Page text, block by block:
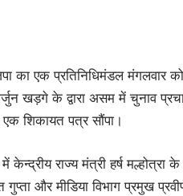
का एक प्रतिनिधिमंडल
खड़गे के द्वारा असम में चुनाव
शिकायत पत्र सौंपा।
केन्द्रीय राज्य मंत्री हर्ष
और मीडिया विभाग प्रमुख